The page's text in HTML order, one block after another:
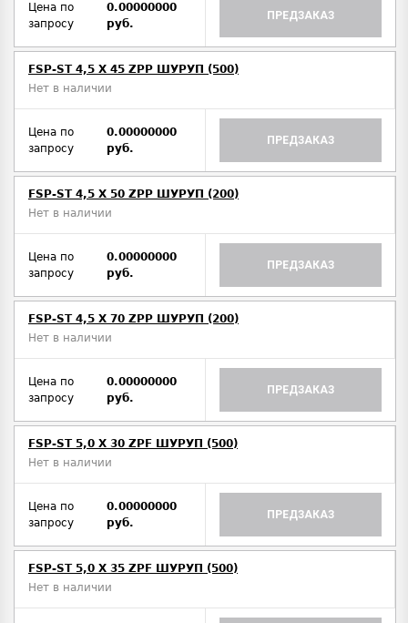
Цена по
запросу
0.00000000
руб.
ПРЕДЗАКАЗ
FSP-ST 4,5 X 45 ZPP ШУРУП (500)
Нет в наличии
Цена по
запросу
0.00000000
руб.
ПРЕДЗАКАЗ
FSP-ST 4,5 X 50 ZPP ШУРУП (200)
Нет в наличии
Цена по
запросу
0.00000000
руб.
ПРЕДЗАКАЗ
FSP-ST 4,5 X 70 ZPP ШУРУП (200)
Нет в наличии
Цена по
запросу
0.00000000
руб.
ПРЕДЗАКАЗ
FSP-ST 5,0 X 30 ZPF ШУРУП (500)
Нет в наличии
Цена по
запросу
0.00000000
руб.
ПРЕДЗАКАЗ
FSP-ST 5,0 X 35 ZPF ШУРУП (500)
Нет в наличии